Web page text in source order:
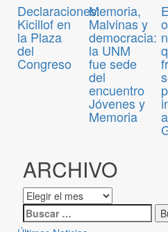
Declaraciones:
Kicillof en
la Plaza
del
Congreso
Memoria,
Malvinas y
democracia:
la UNM
fue sede
del
encuentro
Jóvenes y
Memoria
ARCHIVO